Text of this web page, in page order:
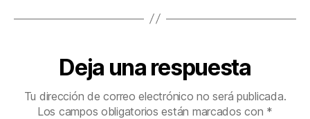
Deja una respuesta
Tu dirección de correo electrónico no será publicada.
Los campos obligatorios están marcados con *